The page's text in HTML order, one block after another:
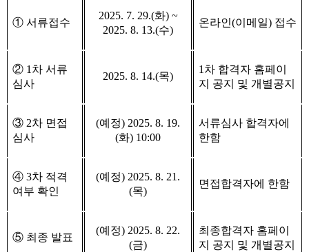
① 서류접수
2025. 7. 29.(화) ~
2025. 8. 13.(수)
온라인(이메일) 접수
② 1 차 서류
심사
2025. 8. 14.(목)
1 차 합격자 홈페이
지 공지 및 개별공지
③ 2차 면접
심사
(예정) 2025. 8. 19.
(화) 10:00
서류심사 합격자에
한함
④ 3차 적격
여부 확인
(예정) 2025. 8. 21.
(목)
면접합격자에 한함
⑤ 최종 발표
(예정) 2025. 8. 22.
(금)
최종합격자 홈페이
지 공지 및 개별공지